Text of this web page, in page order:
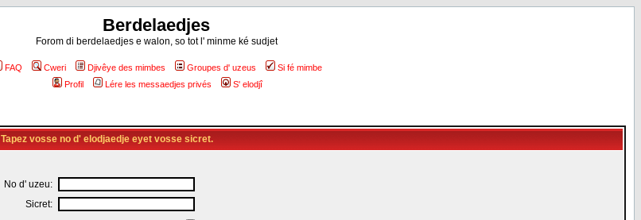
Berdelaedjes
Forom di berdelaedjes e walon, so tot l' minme ké sudjet
FAQ Cweri Djivêye des mimbes Groupes d' uzeus
Si fé mimbe
Profil
Lére les messaedjes privés S' elodjî
Tapez vosse no d' elodjaedje eyet vosse sicret.
No d' uzeu:
Sicret: